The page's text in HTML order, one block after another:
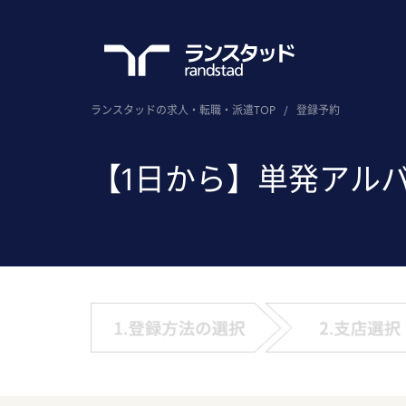
ランスタッドの求人・転職・派遣TOP / 登録予約
【1日から】単発アル